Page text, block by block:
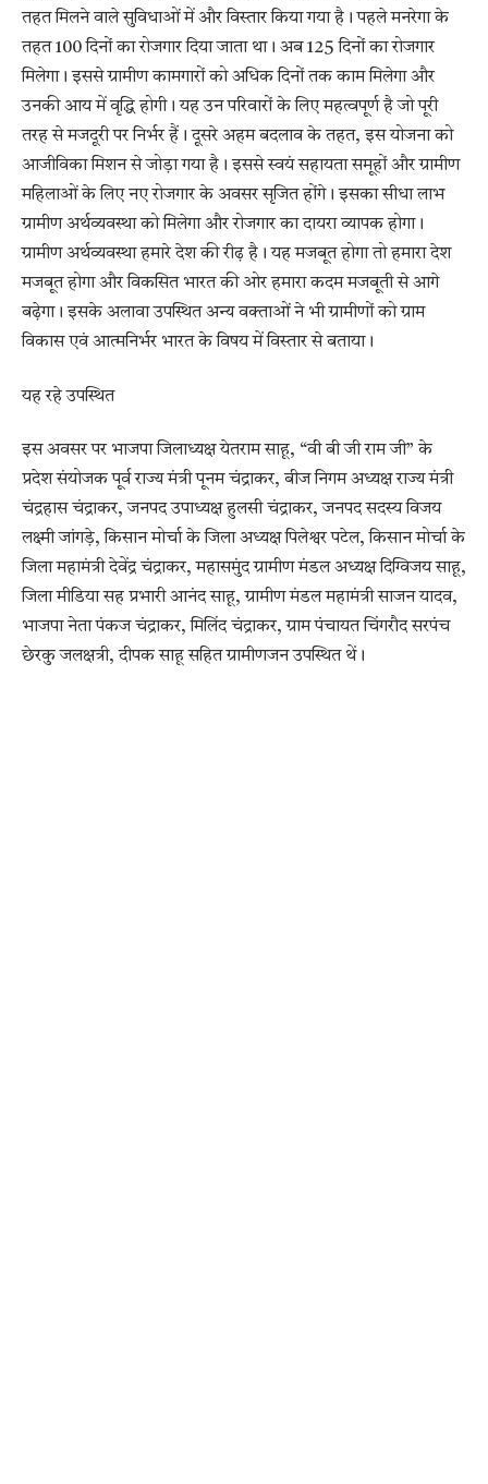
तहत मिलने वाले सुविधाओं में और विस्तार किया गया है। पहले मनरेगा के
तहत 100 दिनों का रोजगार दिया जाता था। अब 125 दिनों का रोजगार
मिलेगा। इससे ग्रामीण कामगारों को अधिक दिनों तक काम मिलेगा और
उनकी आय में वृद्धि होगी। यह उन परिवारों के लिए महत्वपूर्ण है जो पूरी
तरह से मजदूरी पर निर्भर हैं। दूसरे अहम बदलाव के तहत, इस योजना को
आजीविका मिशन से जोड़ा गया है। इससे स्वयं सहायता समूहों और ग्रामीण
महिलाओं के लिए नए रोजगार के अवसर सृजित होंगे। इसका सीधा लाभ
ग्रामीण अर्थव्यवस्था को मिलेगा और रोजगार का दायरा व्यापक होगा।
ग्रामीण अर्थव्यवस्था हमारे देश की रीढ़ है। यह मजबूत होगा तो हमारा देश
मजबूत होगा और विकसित भारत की ओर हमारा कदम मजबूती से आगे
बढ़ेगा। इसके अलावा उपस्थित अन्य वक्ताओं ने भी ग्रामीणों को ग्राम
विकास एवं आत्मनिर्भर भारत के विषय में विस्तार से बताया।
यह रहे उपस्थित
इस अवसर पर भाजपा जिलाध्यक्ष येतराम साहू, “वी बी जी राम जी” के
प्रदेश संयोजक पूर्व राज्य मंत्री पूनम चंद्राकर, बीज निगम अध्यक्ष राज्य मंत्री
चंद्रहास चंद्राकर, जनपद उपाध्यक्ष हुलसी चंद्राकर, जनपद सदस्य विजय
लक्ष्मी जांगड़े, किसान मोर्चा के जिला अध्यक्ष पिलेश्वर पटेल, किसान मोर्चा के
जिला महामंत्री देवेंद्र चंद्राकर, महासमुंद ग्रामीण मंडल अध्यक्ष दिग्विजय साहू,
जिला मीडिया सह प्रभारी आनंद साहू, ग्रामीण मंडल महामंत्री साजन यादव,
भाजपा नेता पंकज चंद्राकर, मिलिंद चंद्राकर, ग्राम पंचायत चिंगरौद सरपंच
छेरकु जलक्षत्री, दीपक साहू सहित ग्रामीणजन उपस्थित थें।